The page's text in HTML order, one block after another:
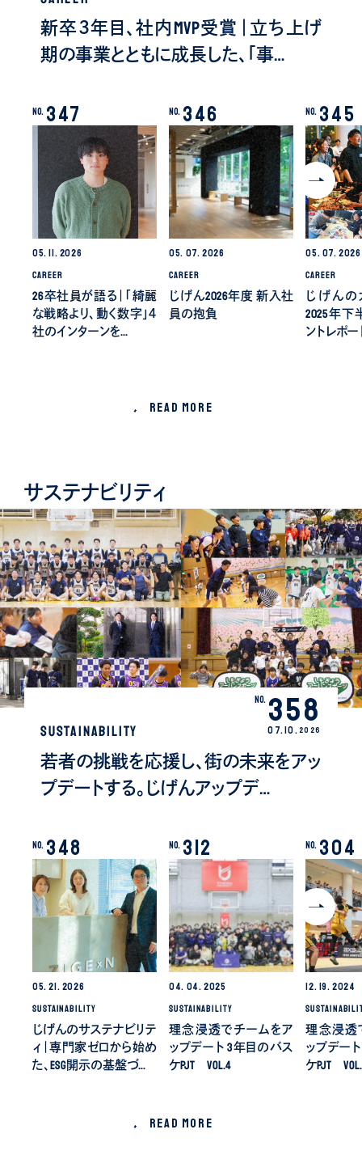
新卒３年目、社内MVP受賞｜立ち上げ
期の事業とともに成長した、「事…
No. 347
05. 11. 2026
CAREER
26卒社員が語る｜「綺麗
な戦略より、動く数字」４
社のインターンを…
No. 346
05. 07. 2026
CAREER
じげん2026年度 新入社
員の抱負
No. 345
05. 07. 2026
CAREER
じげんの
2025年下
ントレポー
READ MORE
サステナビリティ
No. 358
SUSTAINABILITY
若者の挑戦を応援し、街の未来をアッ
プデートする。じげんアップデ…
07. 10.2026
No. 348
05. 21. 2026
SUSTAINABILITY
じげんのサステナビリテ
ィ｜専門家ゼロから始め
た、ESG開示の基盤づ…
No. 312
04. 04. 2025
SUSTAINABILITY
理念浸透でチームをア
ップデート 3年目のバス
ケPJT Vol.4
No. 304
12. 19. 2024
理念浸透
ップデー
ケPJT
READ MORE